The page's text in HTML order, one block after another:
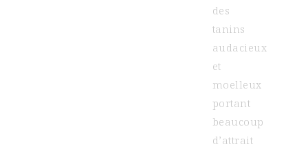
des
tanins
audacieux
et
moelleux
portant
beaucoup
d’attrait